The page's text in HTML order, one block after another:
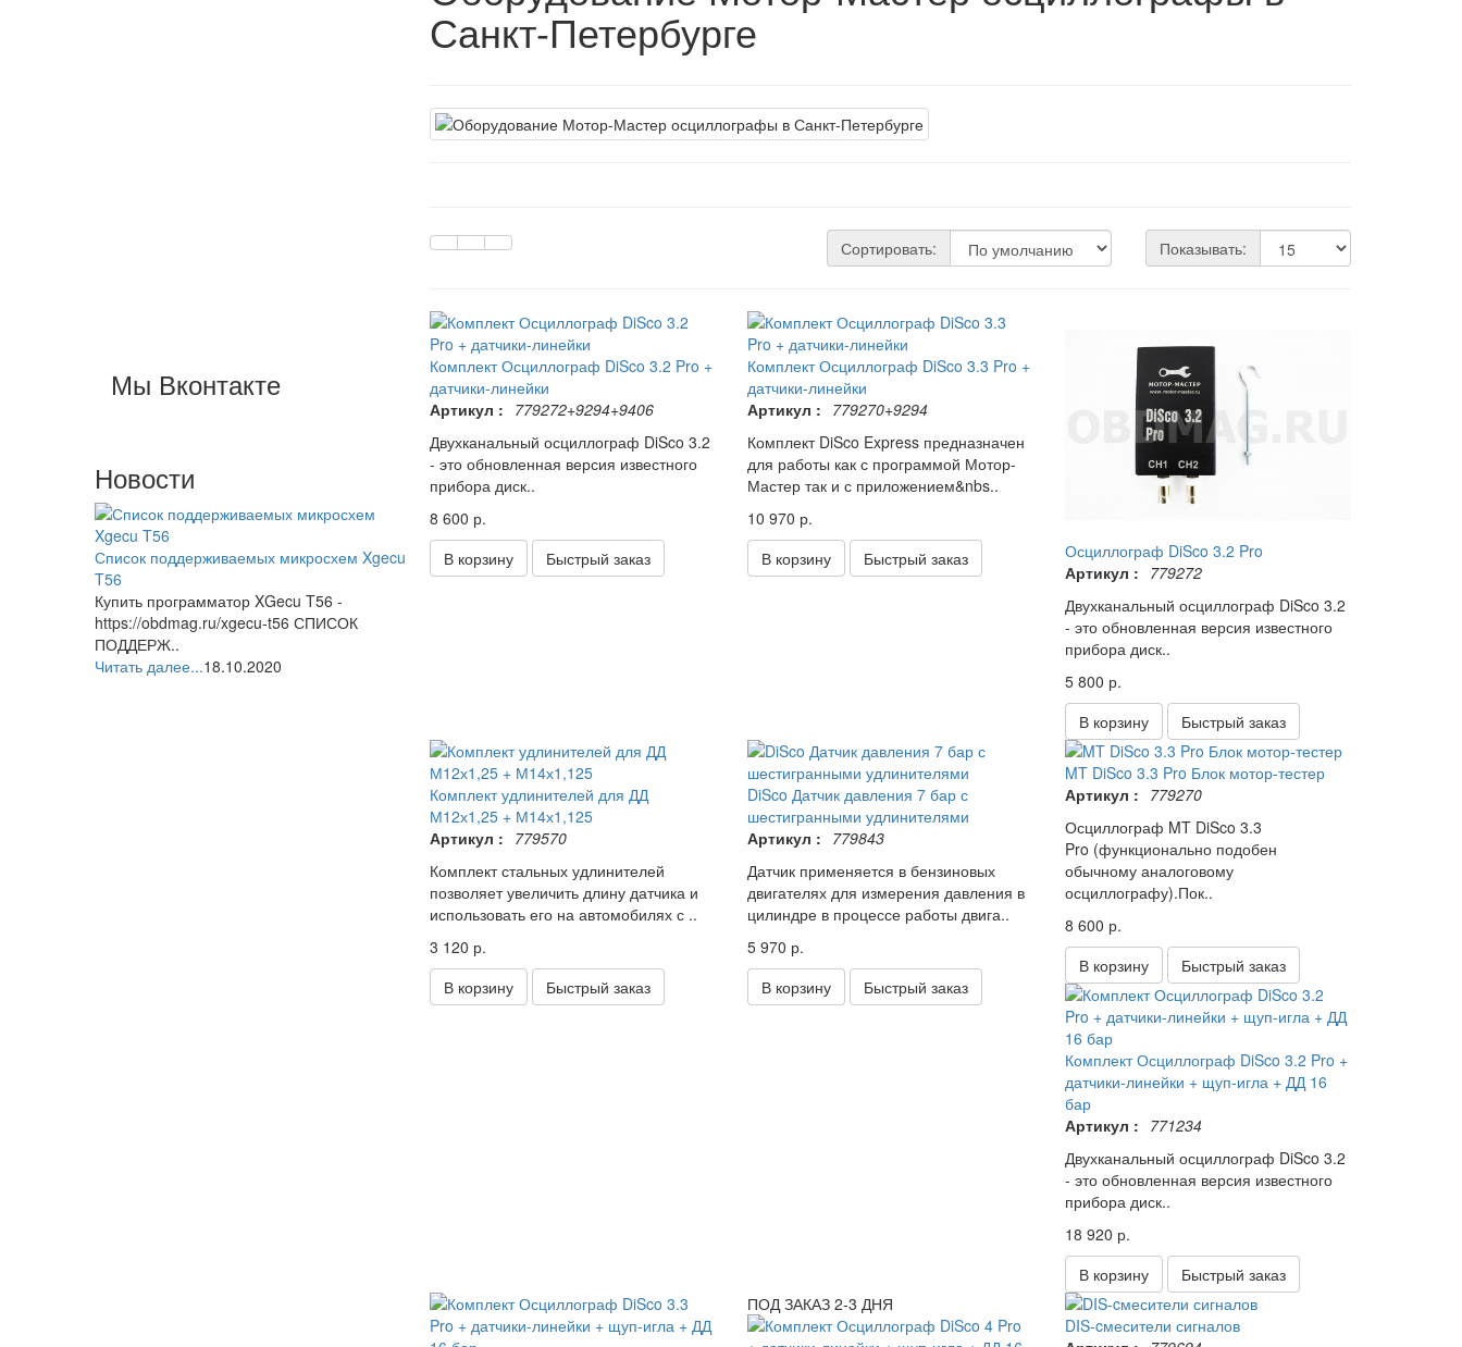
Мы Вконтакте
Новости
Список поддерживаемых микросхем Xgecu
T56
Купить программатор XGecu T56 -
https://obdmag.ru/xgecu-t56 СПИСОК
ПОДДЕРЖ..
Читать далее...18.10.2020
Санкт-Петербурге
Сортировать: Показывать:
Комплект Осциллограф DiSco 3.2 Pro +
датчики-линейки
Артикул : 779272+9294+9406
Двухканальный осциллограф DiSco 3.2
- это обновленная версия известного
прибора диск..
8 600 р.
В корзину
Быстрый заказ
Комплект Осциллограф DiSco 3.3 Pro +
датчики-линейки
Артикул : 779270+9294
Комплект DiSco Express предназначен
для работы как с программой Мотор-
Мастер так и с приложением&nbs..
10 970 р.
В корзину
Быстрый заказ
Осциллограф DiSco 3.2 Pro
Артикул : 779272
Двухканальный осциллограф DiSco 3.2
- это обновленная версия известного
прибора диск..
5 800 р.
В корзину
Быстрый заказ
Комплект удлинителей для ДД
М12х1,25 + М14х1,125
Артикул : 779570
Комплект стальных удлинителей
позволяет увеличить длину датчика и
использовать его на автомобилях с ..
3 120 р.
В корзину
Быстрый заказ
DiSco Датчик давления 7 бар с
шестигранными удлинителями
Артикул : 779843
Датчик применяется в бензиновых
двигателях для измерения давления в
цилиндре в процессе работы двига..
5 970 р.
В корзину
Быстрый заказ
MT DiSco 3.3 Pro Блок мотор-тестер
Артикул : 779270
Осциллограф MT DiSco 3.3
Pro (функционально подобен
обычному аналоговому
осциллографу).Пок..
8 600 р.
В корзину
Быстрый заказ
Комплект Осциллограф DiSco 3.2 Pro +
датчики-линейки + щуп-игла + ДД 16
бар
Артикул : 771234
Двухканальный осциллограф DiSco 3.2
- это обновленная версия известного
прибора диск..
18 920 р.
В корзину
Быстрый заказ
ПОД ЗАКАЗ 2-3 ДНЯ
DIS-cмесители сигналов